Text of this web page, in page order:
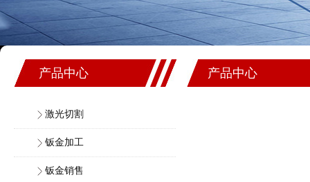
产品中心
激光切割
钣金加工
钣金销售
产品中心